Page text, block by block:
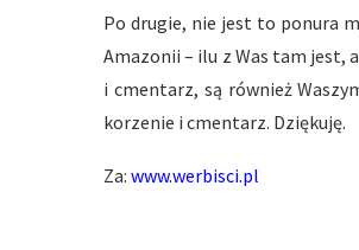
Po drugie, nie jest to ponura
Amazonii – ilu z Was tam jest,
i cmentarz, są również
korzenie i cmentarz. Dziękuję.
Za: www.werbisci.pl